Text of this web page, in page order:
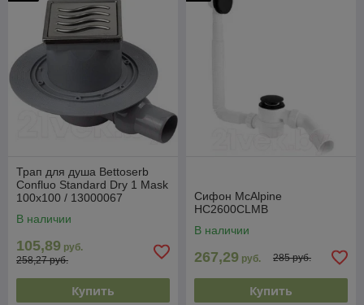
Трап для душа Bettoserb
Confluo Standard Dry 1 Mask
100x100 / 13000067
В наличии
105,89 руб.
258,27 руб.
Купить
Сифон McAlpine
HC2600CLMB
В наличии
267,29 руб. 285 руб.
Купить